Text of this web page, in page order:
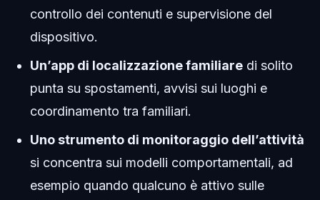
controllo dei contenuti e supervisione del
dispositivo.
Un’app di localizzazione familiaredi solito
punta su spostamenti, avvisi sui luoghi e
coordinamento tra familiari.
Uno strumento di monitoraggio dell’attività
si concentra sui modelli comportamentali, ad
esempio quando qualcuno è attivo sulle